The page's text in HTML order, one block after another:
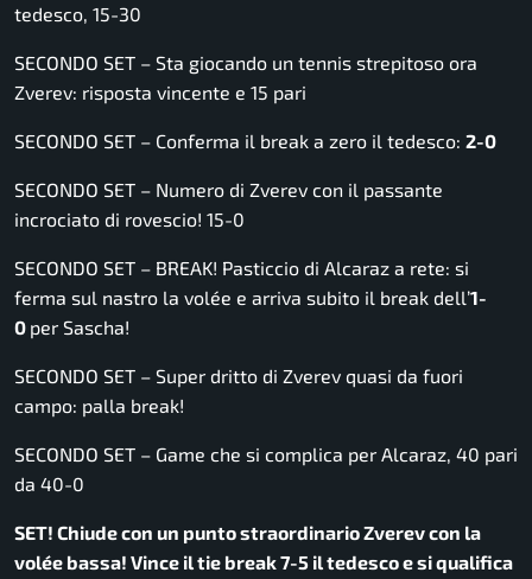
tedesco, 15-30
SECONDO SET – Sta giocando un tennis strepitoso ora
Zverev: risposta vincente e 15 pari
SECONDO SET – Conferma il break a zero il tedesco: 2-0
SECONDO SET – Numero di Zverev con il passante
incrociato di rovescio! 15-0
SECONDO SET – BREAK! Pasticcio di Alcaraz a rete: si
ferma sul nastro la volée e arriva subito il break dell’1-
0 per Sascha!
SECONDO SET – Super dritto di Zverev quasi da fuori
campo: palla break!
SECONDO SET – Game che si complica per Alcaraz, 40 pari
da 40-0
SET! Chiude con un punto straordinario Zverev con la
volée bassa! Vince il tie break 7-5 il tedesco e si qualifica